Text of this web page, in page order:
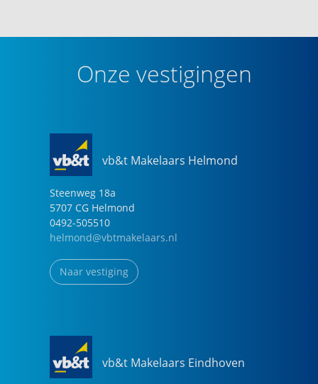
Onze vestigingen
vb&t Makelaars Helmond
Steenweg 18a
5707 CG Helmond
0492-505510
helmond@vbtmakelaars.nl
Naar vestiging
vb&t Makelaars Eindhoven